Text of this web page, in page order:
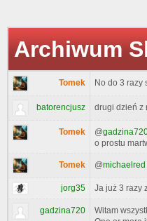
Archiwum
Tomek No do 3 razy
batorencjusz drugi dzień z
Tomek @
o prostu
Tomek @michaelred
jorg35 Ja już 3 razy
gadzina720
Witam